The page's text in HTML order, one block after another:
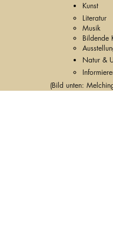
Kunst
Literatur
Musik
Bildende
Natur &
(Bild unten: